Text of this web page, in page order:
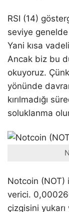
RSI (14)
seviye genelde
Yani kısa
Ancak biz bu
okuyoruz.
yönünde
kırılmadığı
soluklanma
Notcoin (NOT)
verici.
çizgisini